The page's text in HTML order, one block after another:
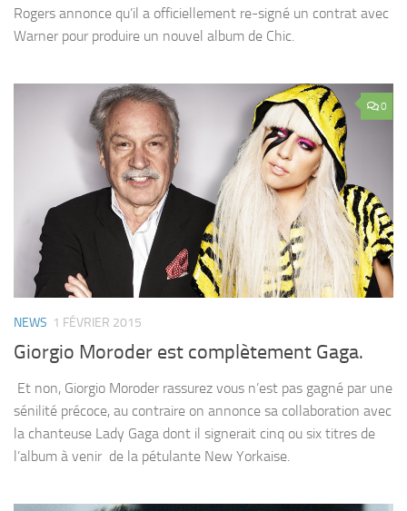
Rogers annonce qu’il a officiellement re-signé un contrat avec
Warner pour produire un nouvel album de Chic.
0
NEWS 1 FÉVRIER 2015
Giorgio Moroder est complètement Gaga.
Et non, Giorgio Moroder rassurez vous n’est pas gagné par une
sénilité précoce, au contraire on annonce sa collaboration avec
la chanteuse Lady Gaga dont il signerait cinq ou six titres de
l’album à venir de la pétulante New Yorkaise.